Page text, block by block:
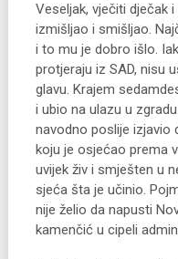
Veseljak, vječiti dječak
izmišljao i smišljao.
i to mu je dobro išlo.
protjeraju iz SAD, nisu
glavu. Krajem
i ubio na ulazu u
navodno poslije izjavio
koju je osjećao prema
uvijek živ i smješten u
sjeća šta je učinio.
nije želio da napusti
kamenčić u cipeli